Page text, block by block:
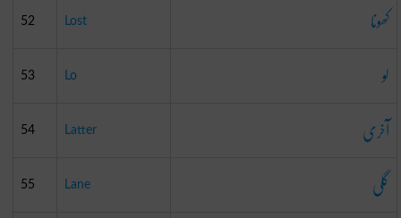
52 Lost کھونا
53 Lo لو
54 Latter آخری
55 Lane گلی